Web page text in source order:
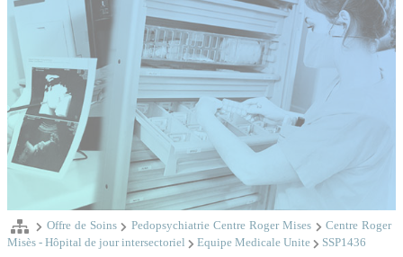
Offre de Soins Pedopsychiatrie Centre Roger Mises
Centre Roger
Misès - Hôpital de jour intersectoriel
Equipe Medicale Unite SSP1436